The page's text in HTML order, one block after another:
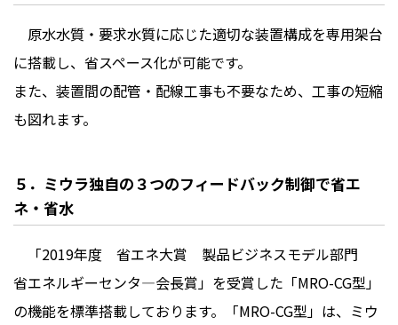
原水水質・要求水質に応じた適切な装置構成を専用架台
に搭載し、省スペース化が可能です。
また、装置間の配管・配線工事も不要なため、工事の短縮
も図れます。
５．ミウラ独自の３つのフィードバック制御で省エ
ネ・省水
「2019年度 省エネ大賞 製品ビジネスモデル部門
省エネルギーセンタ―会長賞」を受賞した「MRO-CG型」
の機能を標準搭載しております。「MRO-CG型」は、ミウ